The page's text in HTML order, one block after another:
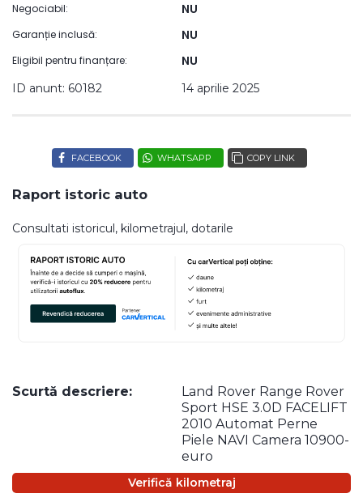
Negociabil: NU
Garanție inclusă: NU
Eligibil pentru finanțare: NU
ID anunt: 60182 14 aprilie 2025
FACEBOOK WHATSAPP COPY LINK
Raport istoric auto
Consultati istoricul, kilometrajul, dotarile
Scurtă descriere:
Land Rover Range Rover
Sport HSE 3.0D FACELIFT
2010 Automat Perne
Piele NAVI Camera 10900-
euro
Verifică kilometraj